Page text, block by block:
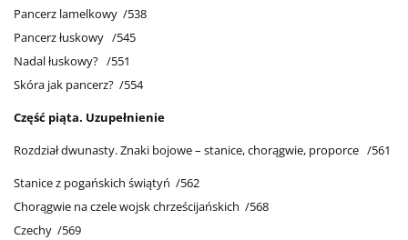
Pancerz lamelkowy /538
Pancerz łuskowy /545
Nadal łuskowy? /551
Skóra jak pancerz? /554
Część piąta. Uzupełnienie
Rozdział dwunasty. Znaki bojowe – stanice, chorągwie, proporce /561
Stanice z pogańskich świątyń /562
Chorągwie na czele wojsk chrześcijańskich /568
Czechy /569